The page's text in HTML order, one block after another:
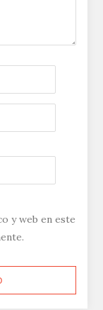
y web en este